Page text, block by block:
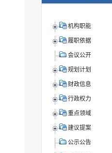
机构职能
履职依据
会议公开
规划计划
财政信息
行政权力
重点领域
建议提案
公示公告